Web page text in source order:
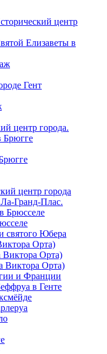
центр
Елизаветы в
Гент
центр города.
Брюгге
центр города
Гранд-Плас.
Брюсселе
святого Юбера
Орта)
Орта)
Виктора Орта)
и Франции
в Генте